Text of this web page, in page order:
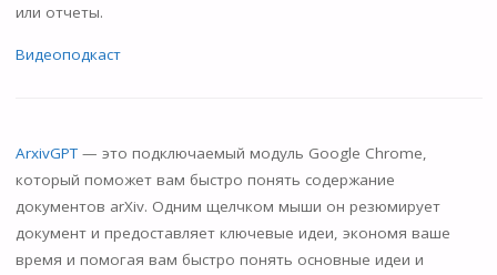
или отчеты.
Видеоподкаст
ArxivGPT — это подключаемый модуль Google Chrome,
который поможет вам быстро понять содержание
документов arXiv. Одним щелчком мыши он резюмирует
документ и предоставляет ключевые идеи, экономя ваше
время и помогая вам быстро понять основные идеи и